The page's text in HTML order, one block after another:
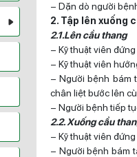
– Dặn dò người
2. Tập lên xuống
2.1.Lên cầu thang
– Kỹ thuật viên
– Kỹ thuật viên
– Người bệnh bám
chân liệt bước lên
– Người bệnh tiếp
2.2. Xuống cầu
– Kỹ thuật viên
– Người bệnh bám